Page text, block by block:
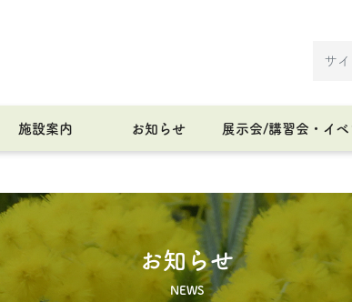
施設案内 お知らせ 展示会/講習会・イベ
お知らせ
NEWS